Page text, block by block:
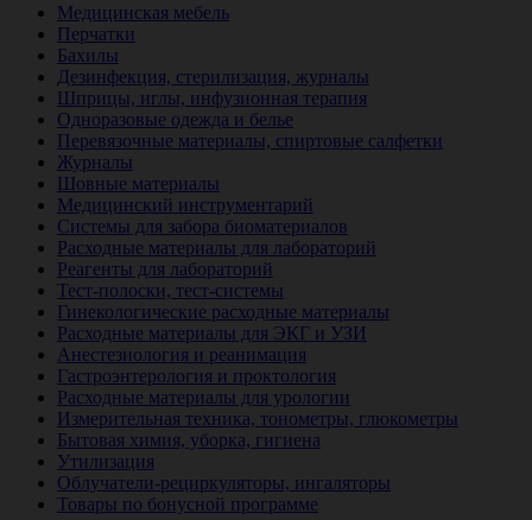
Медицинская мебель
Перчатки
Бахилы
Дезинфекция, стерилизация, журналы
Шприцы, иглы, инфузионная терапия
Одноразовые одежда и белье
Перевязочные материалы, спиртовые салфетки
Журналы
Шовные материалы
Медицинский инструментарий
Системы для забора биоматериалов
Расходные материалы для лабораторий
Реагенты для лабораторий
Тест-полоски, тест-системы
Гинекологические расходные материалы
Расходные материалы для ЭКГ и УЗИ
Анестезиология и реанимация
Гастроэнтерология и проктология
Расходные материалы для урологии
Измерительная техника, тонометры, глюкометры
Бытовая химия, уборка, гигиена
Утилизация
Облучатели-рециркуляторы, ингаляторы
Товары по бонусной программе